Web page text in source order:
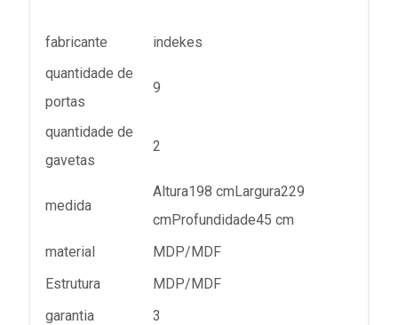
fabricante
indekes
quantidade de
portas
9
quantidade de
gavetas
2
medida
Altura198 cmLargura229
cmProfundidade45 cm
material
MDP/MDF
Estrutura
MDP/MDF
garantia
3